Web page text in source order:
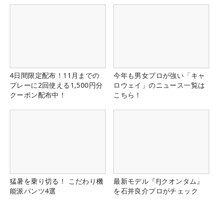
4日間限定配布！11月までの
プレーに2回使える1,500円分
クーポン配布中！
今年も男女プロが強い「キャ
ロウェイ」のニュース一覧は
こちら！
猛暑を乗り切る！ こだわり機
能派パンツ4選
最新モデル『FJクオンタム』
を石井良介プロがチェック